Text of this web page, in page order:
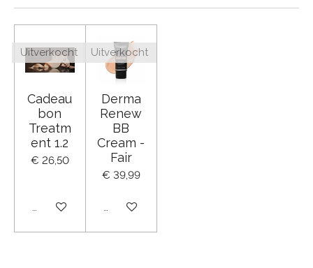
Uitverkocht
Cadeau
bon
Treatm
ent 1.2
€ 26,50
Uitverkocht
Uitverkocht
Derma
Renew
BB
Cream -
Fair
€ 39,99
Uitverkocht